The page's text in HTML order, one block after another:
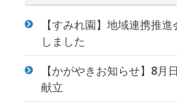
【すみれ園】地域連携推
しました
【かがやきお知らせ】8月
献立